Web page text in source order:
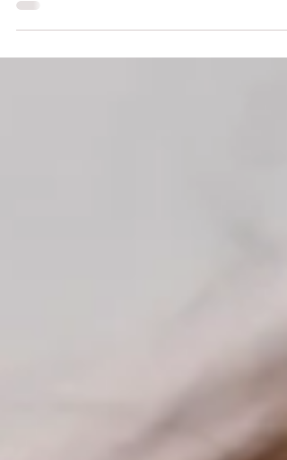
perfecto puede convertirse en un desafío. Ya...